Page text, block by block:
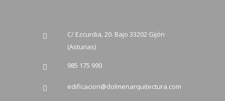
C/ Ezcurdia, 20. Bajo 33202 Gijón
(Asturias)
985 175 990
edificacion@dolmenarquitectura.com